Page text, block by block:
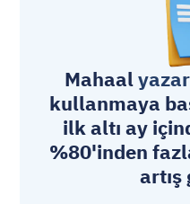
Mahaal
kullanmaya
ilk altı ay
%80'inden
artış